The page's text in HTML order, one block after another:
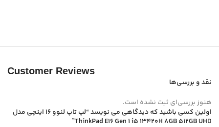
Customer Reviews
نقد و بررسی‌ها
هنوز بررسی‌ای ثبت نشده است.
اولین کسی باشید که دیدگاهی می نویسد “لپ تاپ لنوو 16 اینچی مدل
ThinkPad E16 Gen 1 i5 13420H 8GB 512GB UHD”